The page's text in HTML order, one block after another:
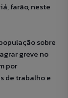
farão,neste
sobre
greve no
por
de trabalho e